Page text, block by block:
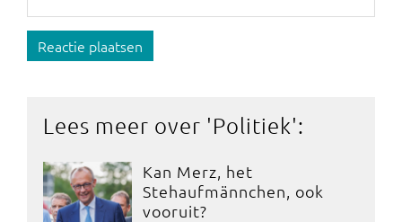
Reactie plaatsen
Lees meer over 'Politiek':
Kan Merz, het
Stehaufmännchen, ook
vooruit?